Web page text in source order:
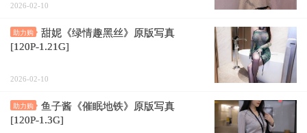
2026-02-10
助力购
甜妮《绿情趣黑丝》原版写真
[120P-1.21G]
2026-02-10
助力购
鱼子酱《催眠地铁》原版写真
[120P-1.3G]